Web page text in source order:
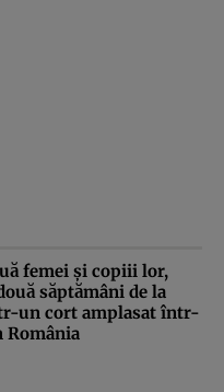
femei şi copiii lor,
săptămâni de la
un cort amplasat într-
România